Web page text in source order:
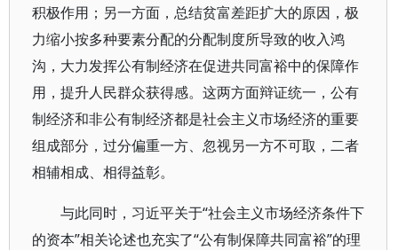
积极作用；另一方面，总结贫富差距扩大的原因，极
力缩小按多种要素分配的分配制度所导致的收入鸿
沟，大力发挥公有制经济在促进共同富裕中的保障作
用，提升人民群众获得感。这两方面辩证统一，公有
制经济和非公有制经济都是社会主义市场经济的重要
组成部分，过分偏重一方、忽视另一方不可取，二者
相辅相成、相得益彰。
与此同时，习近平关于“社会主义市场经济条件下
的资本”相关论述也充实了“公有制保障共同富裕”的理